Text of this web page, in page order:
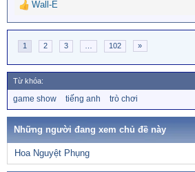
R
e
i
o
n
s
Wall-E
1 2 3 102 »
Từ khóa:
ừ
k
game show tiếng anh trò chơi
Những người đang xem chủ đề này
Hoa Nguyệt Phụng